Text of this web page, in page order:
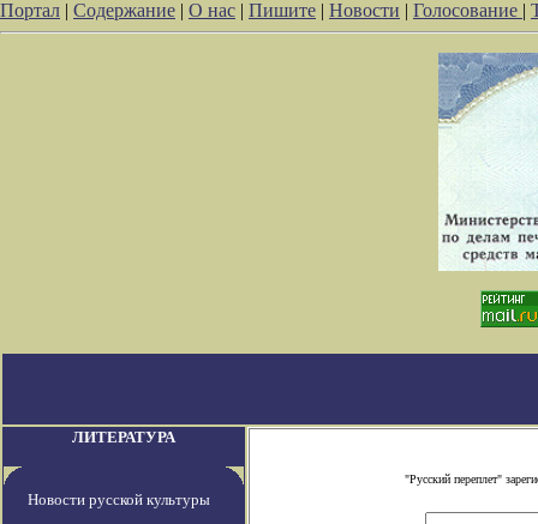
Портал | Содержание | О нас | Пишите | Новости | Голосование |
ЛИТЕРАТУРА
Новости русской культуры
"Русский переплет"